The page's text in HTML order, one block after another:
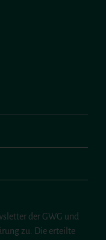
der GWG und
zu. Die erteilte